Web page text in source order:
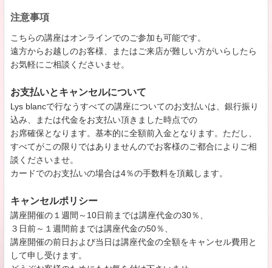
注意事項
こちらの講座はオンラインでのご参加も可能です。
遠方からお越しのお客様、またはご来店が難しい方がいらしたら
お気軽にご相談くださいませ。
お支払いとキャンセルについて
Lys blancで行なうすべての講座についてのお支払いは、銀行振り
込み、または代金をお支払い頂きました時点での
お席確保となります。基本的に全額前入金となります。ただし、
すべてがこの限りではありませんのでお客様のご都合によりご相
談くださいませ。
カードでのお支払いの場合は4％の手数料を頂戴します。
キャンセルポリシー
講座開催の１週間～10日前までは講座代金の30％、
３日前～１週間前までは講座代金の50％、
講座開催の前日および当日は講座代金の全額をキャンセル費用と
して申し受けます。